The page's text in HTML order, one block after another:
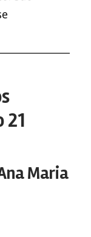
21
Maria